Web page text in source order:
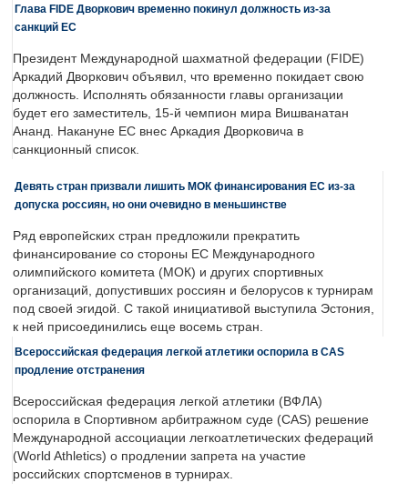
Глава FIDE Дворкович временно покинул должность из-за
санкций ЕС
Президент Международной шахматной федерации (FIDE)
Аркадий Дворкович объявил, что временно покидает свою
должность. Исполнять обязанности главы организации
будет его заместитель, 15-й чемпион мира Вишванатан
Ананд. Накануне ЕС внес Аркадия Дворковича в
санкционный список.
Девять стран призвали лишить МОК финансирования ЕС из-за
допуска россиян, но они очевидно в меньшинстве
Ряд европейских стран предложили прекратить
финансирование со стороны ЕС Международного
олимпийского комитета (МОК) и других спортивных
организаций, допустивших россиян и белорусов к турнирам
под своей эгидой. С такой инициативой выступила Эстония,
к ней присоединились еще восемь стран.
Всероссийская федерация легкой атлетики оспорила в CAS
продление отстранения
Всероссийская федерация легкой атлетики (ВФЛА)
оспорила в Спортивном арбитражном суде (CAS) решение
Международной ассоциации легкоатлетических федераций
(World Athletics) о продлении запрета на участие
российских спортсменов в турнирах.